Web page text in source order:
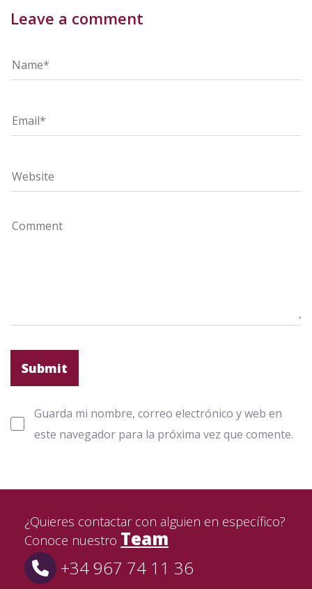
Leave a comment
Guarda mi nombre, correo electrónico y web en
este navegador para la próxima vez que comente.
¿Quieres contactar con alguien en específico?
Conoce nuestro Team
+34 967 74 11 36